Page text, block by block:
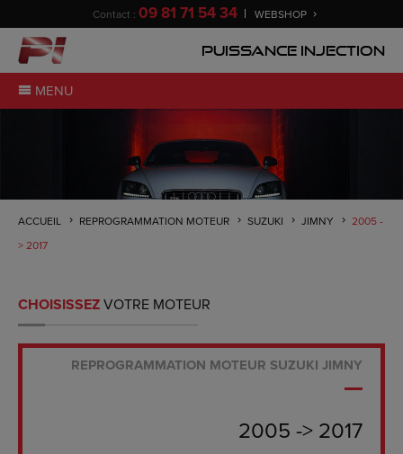
Contact : 09 81 71 54 34 WEBSHOP
Puissance Injection
MENU
ACCUEIL REPROGRAMMATION MOTEUR SUZUKI JIMNY
2005 -
> 2017
CHOISISSEZVOTRE MOTEUR
REPROGRAMMATION MOTEUR SUZUKI JIMNY
2005 -> 2017